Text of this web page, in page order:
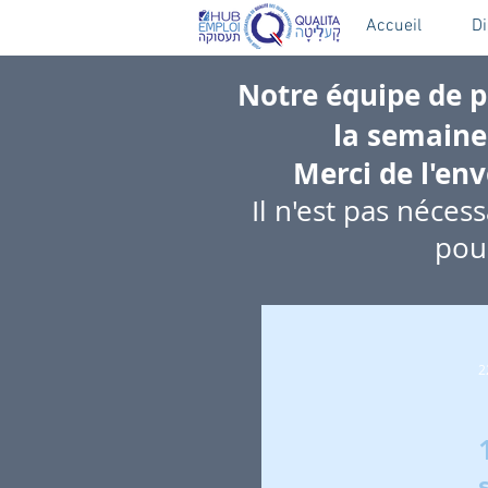
Accueil
Notre équipe de
la
Merci de
Il n'est pas